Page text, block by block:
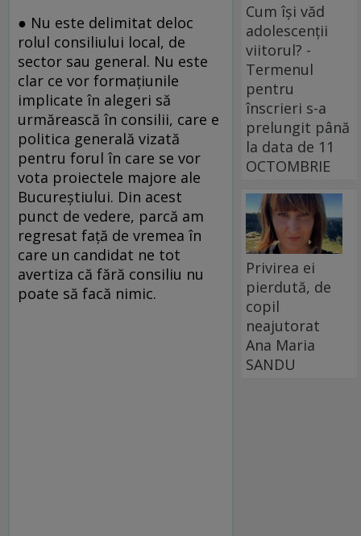
● Nu este delimitat deloc
rolul consiliului local, de
sector sau general. Nu este
clar ce vor formațiunile
implicate în alegeri să
urmărească în consilii, care e
politica generală vizată
pentru forul în care se vor
vota proiectele majore ale
Bucureștiului. Din acest
punct de vedere, parcă am
regresat față de vremea în
care un candidat ne tot
avertiza că fără consiliu nu
poate să facă nimic.
Cum își văd
adolescenții
viitorul? -
Termenul
pentru
înscrieri s-a
prelungit până
la data de 11
OCTOMBRIE
Privirea ei
pierdută, de
copil
neajutorat
Ana Maria
SANDU